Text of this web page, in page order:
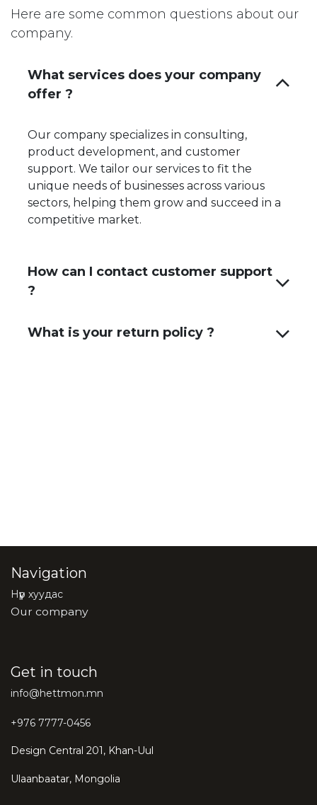
Here are some common questions about our
company.
What services does your company
offer ?
Our company specializes in consulting,
product development, and customer
support. We tailor our services to fit the
unique needs of businesses across various
sectors, helping them grow and succeed in a
competitive market.
How can I contact customer support
?
What is your return policy ?
Navigation
Нүүр хуудас
Our company
Get in touch
info@hettmon.mn
+976 7777-0456
Design Central 201, Khan-Uul
Ulaanbaatar, Mongolia